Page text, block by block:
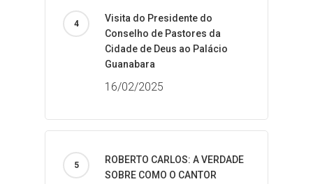
Visita do Presidente do
Conselho de Pastores da
Cidade de Deus ao Palácio
Guanabara
16/02/2025
ROBERTO CARLOS: A VERDADE
SOBRE COMO O CANTOR